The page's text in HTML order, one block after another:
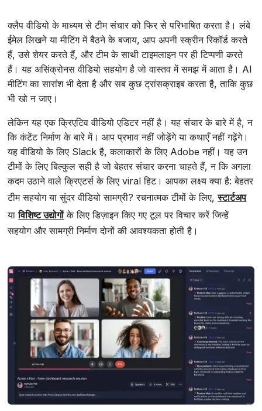
क्लैप वीडियो के माध्यम से टीम संचार को फिर से परिभाषित करता है। लंबे
ईमेल लिखने या मीटिंग में बैठने के बजाय, आप अपनी स्क्रीन रिकॉर्ड करते
हैं, उसे शेयर करते हैं, और टीम के साथी टाइमलाइन पर ही टिप्पणी करते
हैं। यह असिंक्रोनस वीडियो सहयोग है जो वास्तव में समझ में आता है। AI
मीटिंग का सारांश भी देता है और सब कुछ ट्रांसक्राइब करता है, ताकि कुछ
भी खो न जाए।
लेकिन यह एक क्रिएटिव वीडियो एडिटर नहीं है। यह संचार के बारे में है, न
कि कंटेंट निर्माण के बारे में। आप प्रभाव नहीं जोड़ेंगे या कथाएँ नहीं गढ़ेंगे।
यह वीडियो के लिए Slack है, कलाकारों के लिए Adobe नहीं। यह उन
टीमों के लिए बिल्कुल सही है जो बेहतर संचार करना चाहते हैं, न कि अगला
कदम उठाने वाले क्रिएटर्स के लिए viral हिट। आपका लक्ष्य क्या है: बेहतर
टीम सहयोग या सुंदर वीडियो सामग्री? रचनात्मक टीमों के लिए,स्टार्टअप
याविशिष्ट उद्योगोंके लिए डिज़ाइन किए गए टूल पर विचार करें जिन्हें
सहयोग और सामग्री निर्माण दोनों की आवश्यकता होती है।